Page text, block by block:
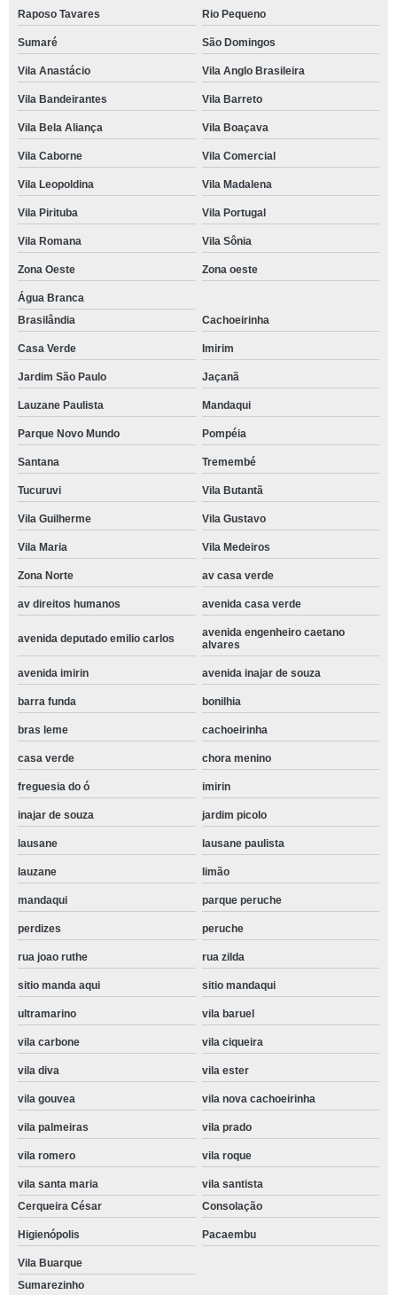
Raposo Tavares Rio Pequeno
Sumaré São Domingos
Vila Anastácio Vila Anglo Brasileira
Vila Bandeirantes Vila Barreto
Vila Bela Aliança Vila Boaçava
Vila Caborne Vila Comercial
Vila Leopoldina Vila Madalena
Vila Pirituba Vila Portugal
Vila Romana Vila Sônia
Zona Oeste Zona oeste
Água Branca
Brasilândia
Cachoeirinha
Casa Verde Imirim
Jardim São Paulo Jaçanã
Lauzane Paulista Mandaqui
Parque Novo Mundo Pompéia
Santana Tremembé
Tucuruvi Vila Butantã
Vila Guilherme Vila Gustavo
Vila Maria Vila Medeiros
Zona Norte av casa verde
av direitos humanos avenida casa verde
avenida deputado emilio carlos
avenida engenheiro caetano
alvares
avenida imirin avenida inajar de souza
barra funda bonilhia
bras leme cachoeirinha
casa verde chora menino
freguesia do ó imirin
inajar de souza jardim picolo
lausane lausane paulista
lauzane limão
mandaqui parque peruche
perdizes peruche
rua joao ruthe rua zilda
sitio manda aqui sitio mandaqui
ultramarino vila baruel
vila carbone vila ciqueira
vila diva vila ester
vila gouvea vila nova cachoeirinha
vila palmeiras vila prado
vila romero vila roque
vila santa maria
vila santista
Cerqueira César
Consolação
Higienópolis Pacaembu
Vila Buarque
Sumarezinho